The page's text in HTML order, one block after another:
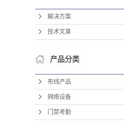
解决方案
技术文章
产品分类
布线产品
网络设备
门禁考勤